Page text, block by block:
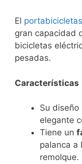
El portabicicletas
gran capacidad
bicicletas
pesadas.
Características
Su
elegante
Tiene un
palanca a
remolque.